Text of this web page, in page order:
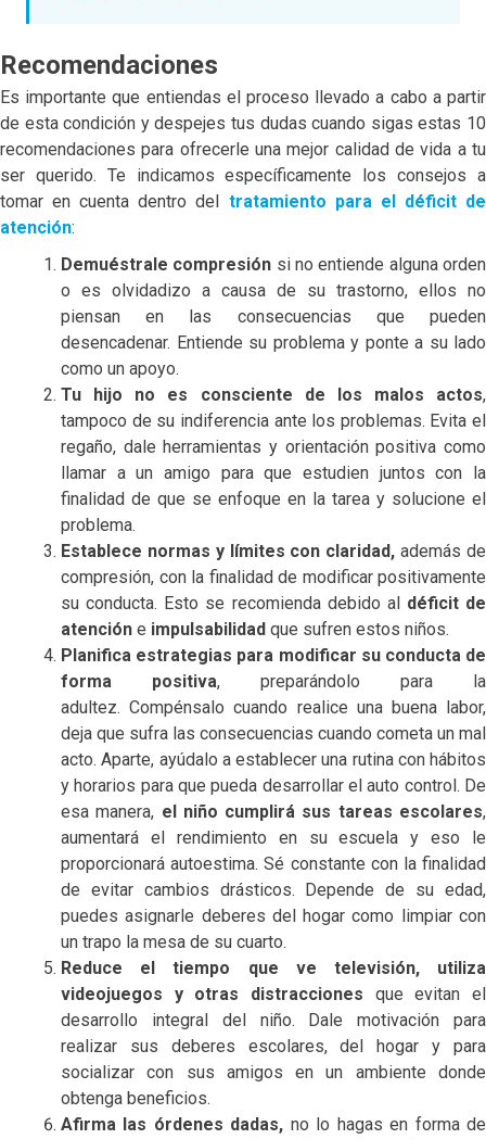
Recomendaciones
Es importante que entiendas el proceso llevado a cabo a partir
de esta condición y despejes tus dudas cuando sigas estas 10
recomendaciones para ofrecerle una mejor calidad de vida a tu
ser querido. Te indicamos específicamente los consejos a
tomar en cuenta dentro del tratamiento para el déficit de
atención:
Demuéstrale compresión si no entiende alguna orden
o es olvidadizo a causa de su trastorno, ellos no
piensan en las consecuencias que pueden
desencadenar. Entiende su problema y ponte a su lado
como un apoyo.
Tu hijo no es consciente de los malos actos,
tampoco de su indiferencia ante los problemas. Evita el
regaño, dale herramientas y orientación positiva como
llamar a un amigo para que estudien juntos con la
finalidad de que se enfoque en la tarea y solucione el
problema.
Establece normas y límites con claridad, además de
compresión, con la finalidad de modificar positivamente
su conducta. Esto se recomienda debido al déficit de
atención e impulsabilidad que sufren estos niños.
Planifica estrategias para modificar su conducta de
forma positiva, preparándolo para la
adultez. Compénsalo cuando realice una buena labor,
deja que sufra las consecuencias cuando cometa un mal
acto. Aparte, ayúdalo a establecer una rutina con hábitos
y horarios para que pueda desarrollar el auto control. De
esa manera, el niño cumplirá sus tareas escolares,
aumentará el rendimiento en su escuela y eso le
proporcionará autoestima. Sé constante con la finalidad
de evitar cambios drásticos. Depende de su edad,
puedes asignarle deberes del hogar como limpiar con
un trapo la mesa de su cuarto.
Reduce el tiempo que ve televisión, utiliza
videojuegos y otras distracciones que evitan el
desarrollo integral del niño. Dale motivación para
realizar sus deberes escolares, del hogar y para
socializar con sus amigos en un ambiente donde
obtenga beneficios.
Afirma las órdenes dadas, no lo hagas en forma de